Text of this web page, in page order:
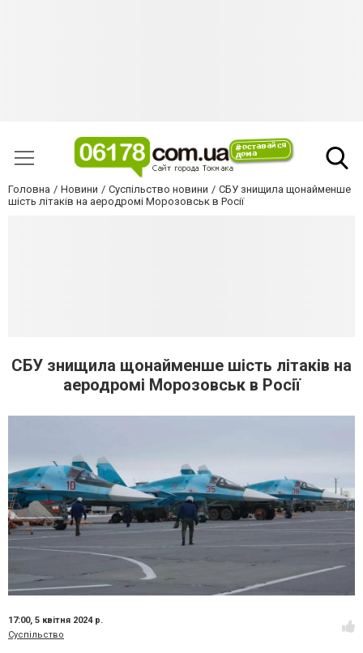
Головна Новини Суспільство новини
СБУ знищила щонайменше
шість літаків на аеродромі Морозовськ в Росії
СБУ знищила щонайменше шість літаків на
аеродромі Морозовськ в Росії
17:00, 5 квітня 2024 р.
Суспільство